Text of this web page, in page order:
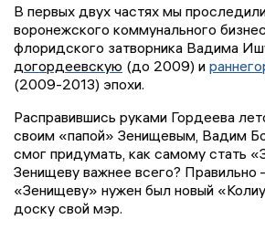
В первых двух частях мы
воронежского коммунального
флоридского затворника Вадима
догордеевскую (до 2009) и
(2009-2013) эпохи.
Расправившись руками Гордеева
своим «папой» Зенищевым, Вадим
смог придумать, как самому стать
Зенищеву важнее всего? Правильно
«Зенищеву» нужен был новый
доску свой мэр.